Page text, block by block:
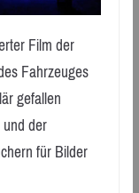
Film der
Fahrzeuges
gefallen
der
für Bilder